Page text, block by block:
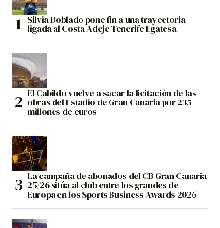
Silvia Doblado pone fin a una trayectoria
ligada al Costa Adeje Tenerife Egatesa
El Cabildo vuelve a sacar la licitación de las
obras del Estadio de Gran Canaria por 235
millones de euros
La campaña de abonados del CB Gran Canaria
25/26 sitúa al club entre los grandes de
Europa en los Sports Business Awards 2026